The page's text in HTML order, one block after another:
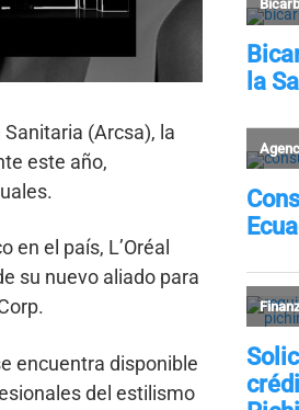
(Arcsa), la
este año,
el país, L’Oréal
su nuevo aliado para
encuentra disponible
del estilismo